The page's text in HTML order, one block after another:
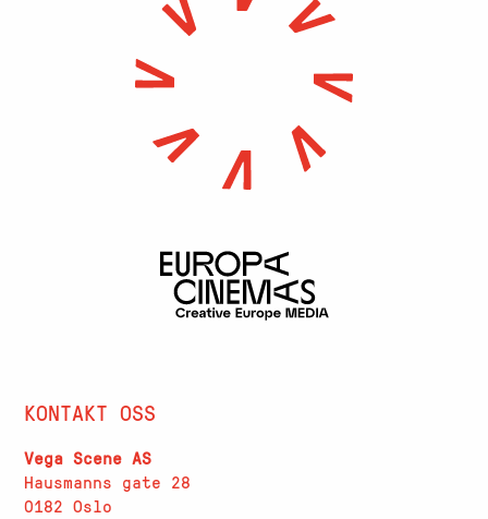
KONTAKT OSS
Vega Scene AS
Hausmanns gate 28
0182 Oslo